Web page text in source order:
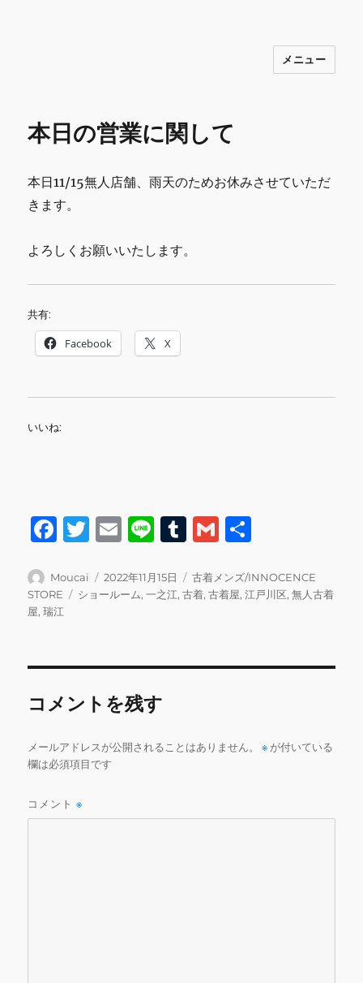
INNOCENCE ～日常に彩りを～ フ
物 etc販売 江戸川区瑞江
メニュー
本日の営業に関して
本日11/15無人店舗、雨天のためお休みさせていただ
きます。
よろしくお願いいたします。
共有:
Facebook X
いいね:
F
c
e
o
k
T
it
te
E
ai
Li
e
T
m
bl
G
ai
l
投
稿
者
Moucai
投
稿
2022年11月15日
カ
テ
古着メンズ/INNOCENCE
STORE
タ
ショールーム,一之江,古着,古着屋,江戸川区,無人古着
屋,瑞江
コメントを残す
メールアドレスが公開されることはありません。 ※ が付いている
欄は必須項目です
コメント※